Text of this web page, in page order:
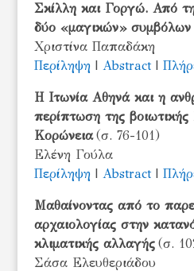
Σκίλλη και Γοργώ. Από
δύο «μαγικών» συμβόλων
Χριστίνα Παπαδάκη
Περίληψη | Abstract |
Η Ιτωνία Αθηνά και η
περίπτωση της βοιωτικής
Κορώνεια(σ. 76-101)
Ελένη Γούλα
Περίληψη | Abstract |
Μαθαίνοντας από το
αρχαιολογίας στην
κλιματικής αλλαγής (σ.
Σάσα Ελευθεριάδου